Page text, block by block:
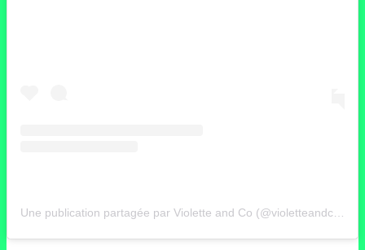
Une publication partagée par Violette and Co (@violetteandco.librairie)